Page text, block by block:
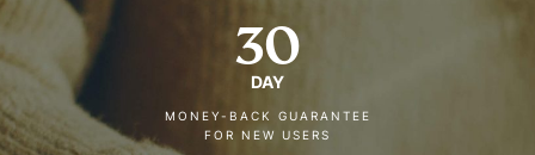
30
DAY
MONEY-BACK GUARANTEE
FOR NEW USERS